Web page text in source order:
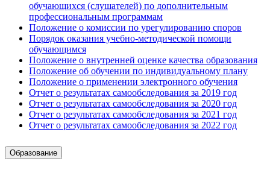
обучающихся (слушателей) по дополнительным
профессиональным программам
Положение о комиссии по урегулированию споров
Порядок оказания учебно-методической помощи
обучающимся
Положение о внутренней оценке качества образования
Положение об обучении по индивидуальному плану
Положение о применении электронного обучения
Отчет о результатах самообследования за 2019 год
Отчет о результатах самообследования за 2020 год
Отчет о результатах самообследования за 2021 год
Отчет о результатах самообследования за 2022 год
Образование